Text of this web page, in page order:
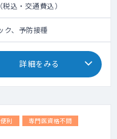
込・交通費込）
ク、予防接種
詳細をみる
利
専門医資格不問